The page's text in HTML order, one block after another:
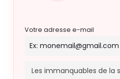
Votre adresse e-mail